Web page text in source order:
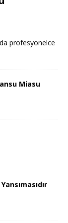
profesyonelce
Miasu